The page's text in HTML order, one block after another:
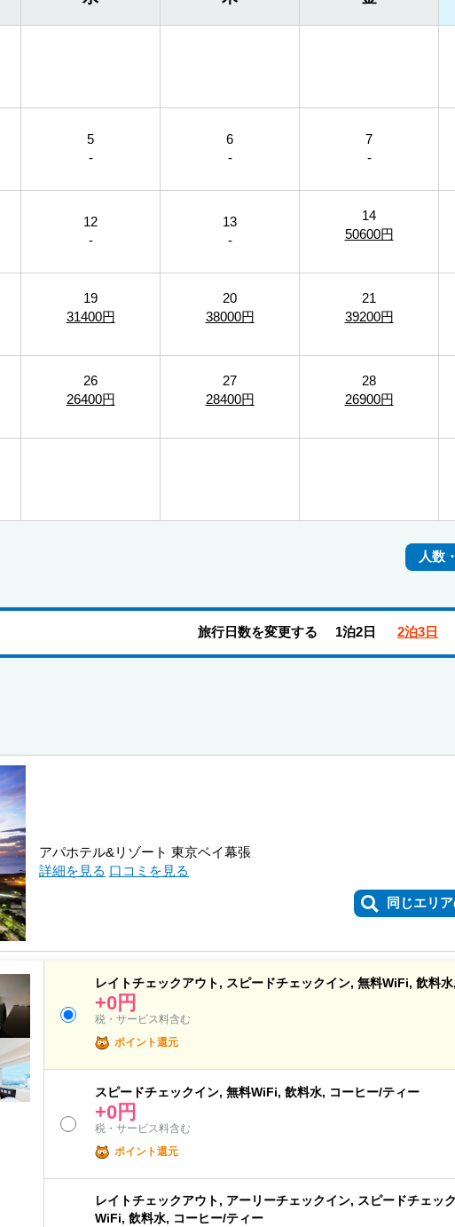
5
-
6
-
7
-
12
-
13
-
14
50600円
19
31400円
20
38000円
21
39200円
26
26400円
27
28400円
28
26900円
人数
旅行日数を変更する 1泊2日 2泊3日
アパホテル&リゾート 東京ベイ幕張
詳細を見る 口コミを見る
同じエリ
レイトチェックアウト, スピードチェックイン, 無料WiFi, 飲料
+0円
税・サービス料含む
ポイント還元
スピードチェックイン, 無料WiFi, 飲料水, コーヒー/ティー
+0円
税・サービス料含む
ポイント還元
レイトチェックアウト, アーリーチェックイン, スピードチェッ
WiFi, 飲料水, コーヒー/ティー